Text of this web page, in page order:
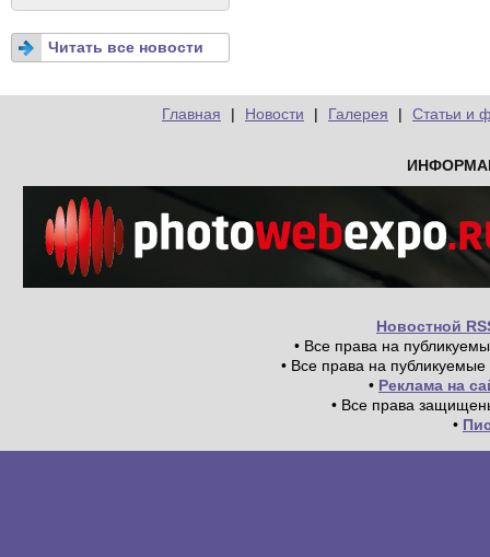
Читать все новости
Главная | Новости | Галерея | Статьи и
Новостной
• Все права на
• Все права на
• Реклама на
• Все права
•